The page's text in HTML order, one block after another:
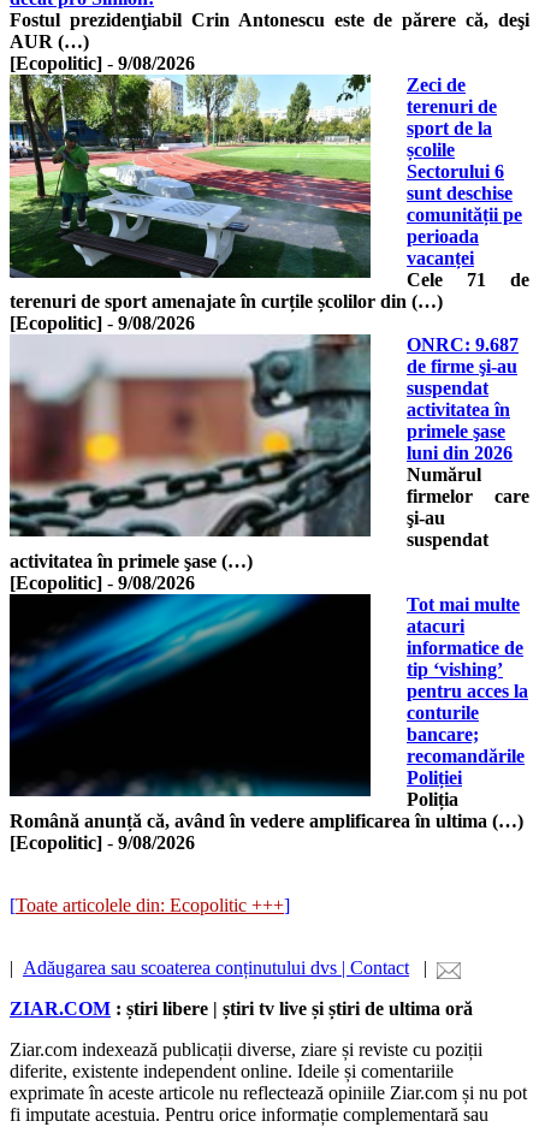
Fostul prezidenţiabil Crin Antonescu este de părere că, deşi
AUR (…)
[Ecopolitic] - 9/08/2026
Zeci de
terenuri de
sport de la
școlile
Sectorului 6
sunt deschise
comunității pe
perioada
vacanței
Cele 71 de
terenuri de sport amenajate în curțile școlilor din (…)
[Ecopolitic] - 9/08/2026
ONRC: 9.687
de firme şi-au
suspendat
activitatea în
primele şase
luni din 2026
Numărul
firmelor care
şi-au
suspendat
activitatea în primele şase (…)
[Ecopolitic] - 9/08/2026
Tot mai multe
atacuri
informatice de
tip ‘vishing’
pentru acces la
conturile
bancare;
recomandările
Poliției
Poliția
Română anunță că, având în vedere amplificarea în ultima (…)
[Ecopolitic] - 9/08/2026
[Toate articolele din: Ecopolitic +++]
| Adăugarea sau scoaterea conținutului dvs | Contact |
ZIAR.COM : știri libere | știri tv live și știri de ultima oră
Ziar.com indexează publicații diverse, ziare și reviste cu poziții
diferite, existente independent online. Ideile și comentariile
exprimate în aceste articole nu reflectează opiniile Ziar.com și nu pot
fi imputate acestuia. Pentru orice informație complementară sau